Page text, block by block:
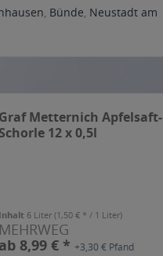
, Bünde, Neustadt am
Graf Metternich Apfelsaft-
Schorle 12 x 0,5l
Inhalt 6 Liter(1,50 € * / 1 Liter)
MEHRWEG
ab 8,99 € *+3,30 € Pfand